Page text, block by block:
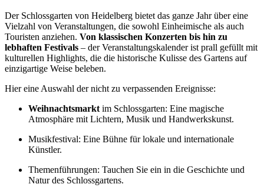
Der Schlossgarten von Heidelberg bietet das ganze Jahr über eine
Vielzahl von Veranstaltungen, die sowohl Einheimische als auch
Touristen anziehen. Von klassischen Konzerten bis hin zu
lebhaften Festivals – der Veranstaltungskalender ist prall gefüllt mit
kulturellen Highlights, die die historische Kulisse des Gartens auf
einzigartige Weise beleben.
Hier eine Auswahl der nicht zu verpassenden Ereignisse:
Weihnachtsmarkt im Schlossgarten: Eine magische
Atmosphäre mit Lichtern, Musik und Handwerkskunst.
Musikfestival: Eine Bühne für lokale und internationale
Künstler.
Themenführungen: Tauchen Sie ein in die Geschichte und
Natur des Schlossgartens.